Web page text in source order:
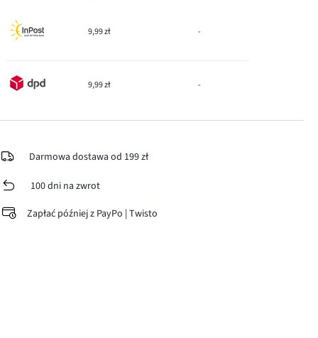
9,99 zł -
9,99 zł -
Darmowa dostawa od 199 zł
100 dni na zwrot
Zapłać później z PayPo | Twisto